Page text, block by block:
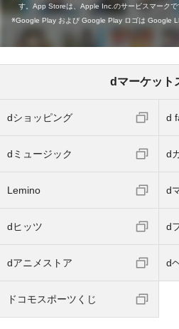
す。App Storeは、Apple Inc.のサービスマークで
Google Play および Google Play ロゴは Google
dマーケット
dショッピング d
dミュージック d
Lemino d
dヒッツ d
dアニメストア d
ドコモスポーツくじ